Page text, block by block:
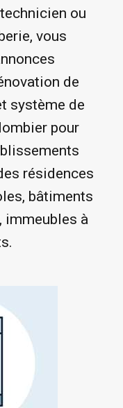
ou
vous
de
système de
pour
résidences
bâtiments
immeubles à